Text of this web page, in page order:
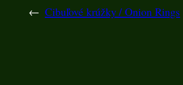
← Cibuľové krúžky / Onion Rings